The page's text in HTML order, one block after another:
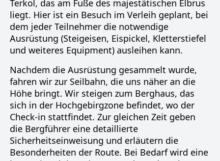
Terkol, das am Fuße des majestätischen Elbrus
liegt. Hier ist ein Besuch im Verleih geplant, bei
dem jeder Teilnehmer die notwendige
Ausrüstung (Steigeisen, Eispickel, Kletterstiefel
und weiteres Equipment) ausleihen kann.
Nachdem die Ausrüstung gesammelt wurde,
fahren wir zur Seilbahn, die uns näher an die
Höhe bringt. Wir steigen zum Berghaus, das
sich in der Hochgebirgzone befindet, wo der
Check-in stattfindet. Zur gleichen Zeit geben
die Bergführer eine detaillierte
Sicherheitseinweisung und erläutern die
Besonderheiten der Route. Bei Bedarf wird eine